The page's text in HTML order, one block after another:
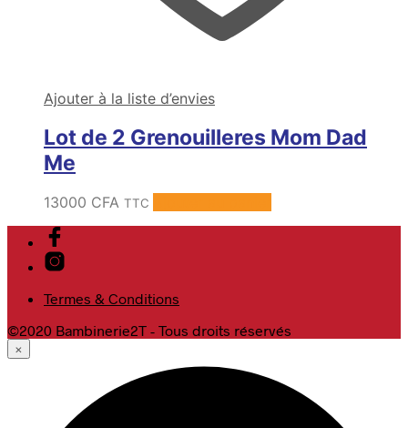
Ajouter à la liste d’envies
Lot de 2 Grenouilleres Mom Dad
Me
13000 CFA TTC
Termes & Conditions
©2020 Bambinerie2T - Tous droits réservés
×